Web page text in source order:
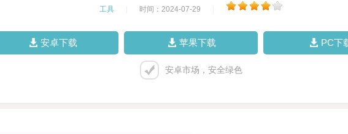
工具 时间：2024-07-29
安卓下载 苹果下载 PC下
安卓市场，安全绿色